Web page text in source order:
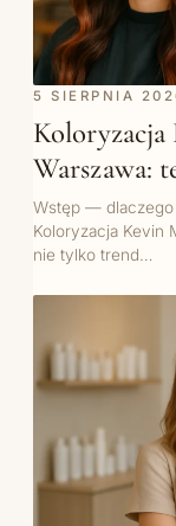
5 SIERPNIA
Warszawa:
Wstęp — dlaczego
Koloryzacja Kevin
nie tylko trend…